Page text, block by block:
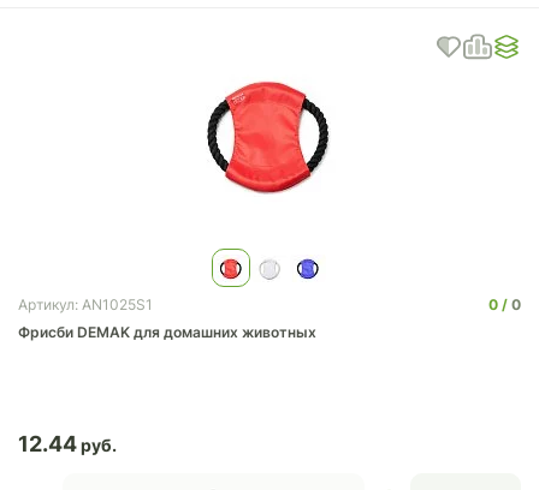
Артикул: AN1025S1 0
0
Фрисби DEMAK для домашних животных
12.44